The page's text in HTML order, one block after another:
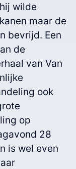
wilde
maar de
bevrijd. Een
de
van Van
ook
op
28
is wel even